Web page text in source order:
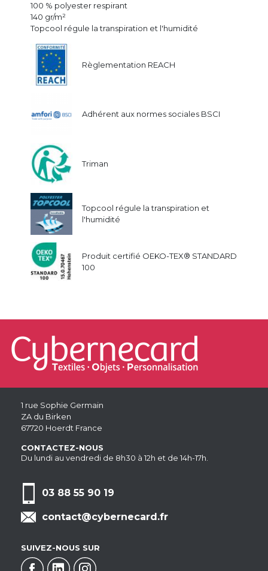
100 % polyester respirant
140 gr/m²
Topcool régule la transpiration et l'humidité
Règlementation REACH
Adhérent aux normes sociales BSCI
Triman
Topcool régule la transpiration et
l'humidité
Produit certifié OEKO-TEX® STANDARD
100
1 rue Sophie Germain
ZA du Birken
67720 Hoerdt France
CONTACTEZ-NOUS
Du lundi au vendredi de 8h30 à 12h et de 14h-17h.
03 88 55 90 19
contact@cybernecard.fr
SUIVEZ-NOUS SUR